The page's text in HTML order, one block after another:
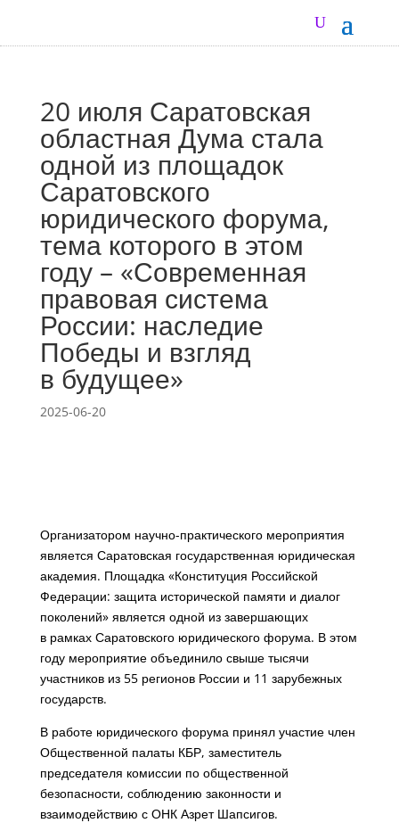
20 июля Саратовская
областная Дума стала
одной из площадок
Саратовского
юридического форума,
тема которого в этом
году – «Современная
правовая система
России: наследие
Победы и взгляд
в будущее»
2025-06-20
Организатором научно-практического мероприятия
является Саратовская государственная юридическая
академия. Площадка «Конституция Российской
Федерации: защита исторической памяти и диалог
поколений» является одной из завершающих
в рамках Саратовского юридического форума. В этом
году мероприятие объединило свыше тысячи
участников из 55 регионов России и 11 зарубежных
государств.
В работе юридического форума принял участие член
Общественной палаты КБР, заместитель
председателя комиссии по общественной
безопасности, соблюдению законности и
взаимодействию с ОНК Азрет Шапсигов.